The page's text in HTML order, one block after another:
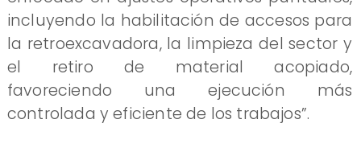
incluyendo la habilitación de accesos para
la retroexcavadora, la limpieza del sector y
el retiro de material acopiado,
favoreciendo una ejecución más
controlada y eficiente de los trabajos”.